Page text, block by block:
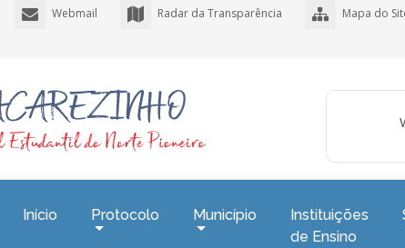
Mapa do
Radar da Transparência
Webmail
Início Protocolo Município
Instituições
de Ensino